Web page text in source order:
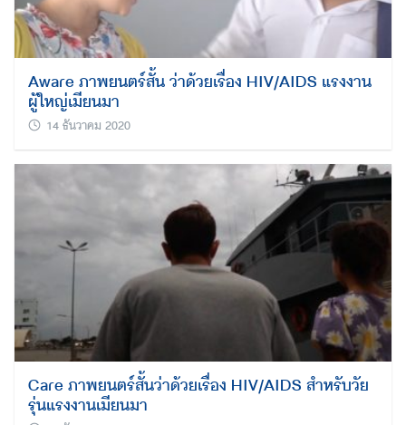
Aware ภาพยนตร์สั้น ว่าด้วยเรื่อง HIV/AIDS แรงงาน
ผู้ใหญ่เมียนมา
14 ธันวาคม 2020
Care ภาพยนตร์สั้นว่าด้วยเรื่อง HIV/AIDS สำหรับวัย
รุ่นแรงงานเมียนมา